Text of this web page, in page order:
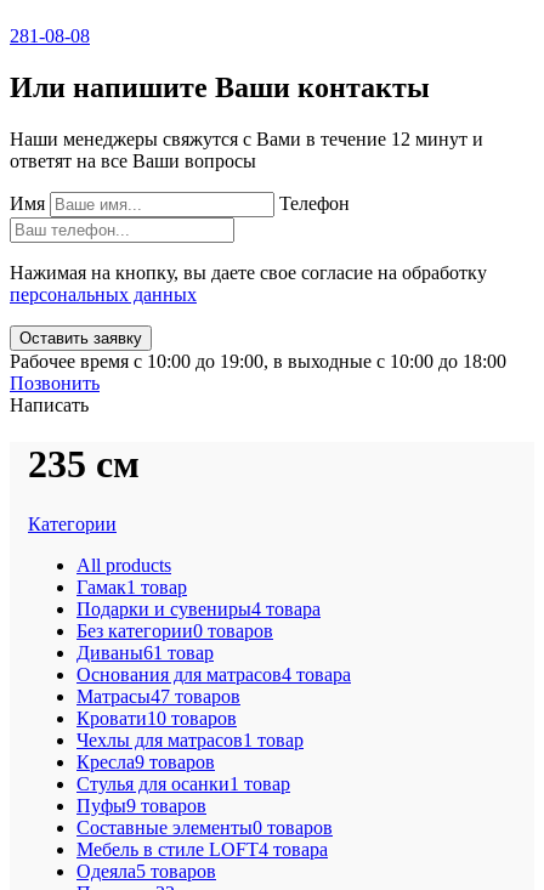
281-08-08
Или напишите Ваши контакты
Наши менеджеры свяжутся с Вами в течение 12 минут и
ответят на все Ваши вопросы
Имя Телефон
Нажимая на кнопку, вы даете свое согласие на обработку
персональных данных
Рабочее время с 10:00 до 19:00, в выходные с 10:00 до 18:00
Позвонить
Написать
235 см
Категории
All products
Гамак1 товар
Подарки и сувениры4 товара
Без категории0 товаров
Диваны61 товар
Основания для матрасов4 товара
Матрасы47 товаров
Кровати10 товаров
Чехлы для матрасов1 товар
Кресла9 товаров
Стулья для осанки1 товар
Пуфы9 товаров
Составные элементы0 товаров
Мебель в стиле LOFT4 товара
Одеяла5 товаров